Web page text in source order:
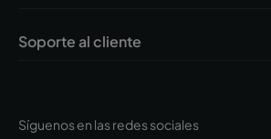
Síguenos en las redes sociales
Soporte al cliente